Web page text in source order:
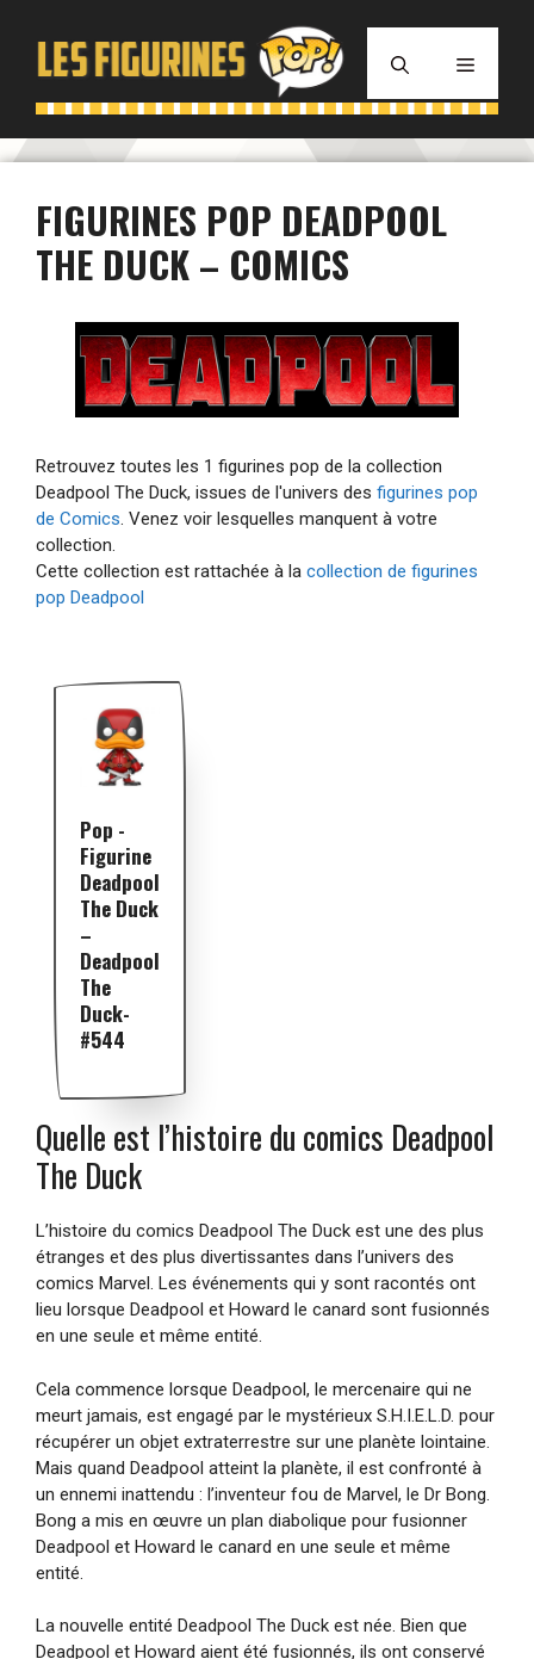
contenu
MENU
FIGURINES POP DEADPOOL
THE DUCK – COMICS
Retrouvez toutes les 1 figurines pop de la collection
Deadpool The Duck, issues de l'univers des figurines pop
de Comics. Venez voir lesquelles manquent à votre
collection.
Cette collection est rattachée à la collection de figurines
pop Deadpool
Pop -
Figurine
Deadpool
The Duck
–
Deadpool
The
Duck-
#544
Quelle est l’histoire du comics Deadpool
The Duck
L’histoire du comics Deadpool The Duck est une des plus
étranges et des plus divertissantes dans l’univers des
comics Marvel. Les événements qui y sont racontés ont
lieu lorsque Deadpool et Howard le canard sont fusionnés
en une seule et même entité.
Cela commence lorsque Deadpool, le mercenaire qui ne
meurt jamais, est engagé par le mystérieux S.H.I.E.L.D. pour
récupérer un objet extraterrestre sur une planète lointaine.
Mais quand Deadpool atteint la planète, il est confronté à
un ennemi inattendu : l’inventeur fou de Marvel, le Dr Bong.
Bong a mis en œuvre un plan diabolique pour fusionner
Deadpool et Howard le canard en une seule et même
entité.
La nouvelle entité Deadpool The Duck est née. Bien que
Deadpool et Howard aient été fusionnés, ils ont conservé